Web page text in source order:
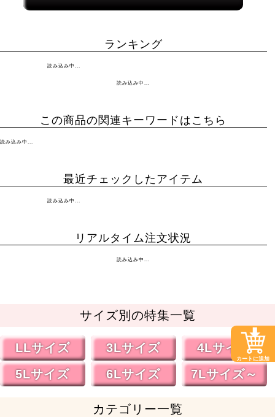
ランキング
読み込み中...
読み込み中...
この商品の関連キーワードはこちら
読み込み中...
最近チェックしたアイテム
読み込み中...
リアルタイム注文状況
読み込み中...
サイズ別の特集一覧
LLサイズ 3Lサイズ
4Lサイズ
5Lサイズ
6Lサイズ 7Lサイズ～
カテゴリー一覧
カートに追加